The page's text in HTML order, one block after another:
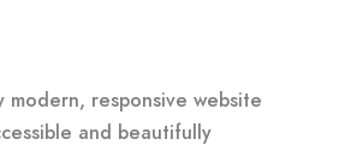
modern, responsive website
and beautifully